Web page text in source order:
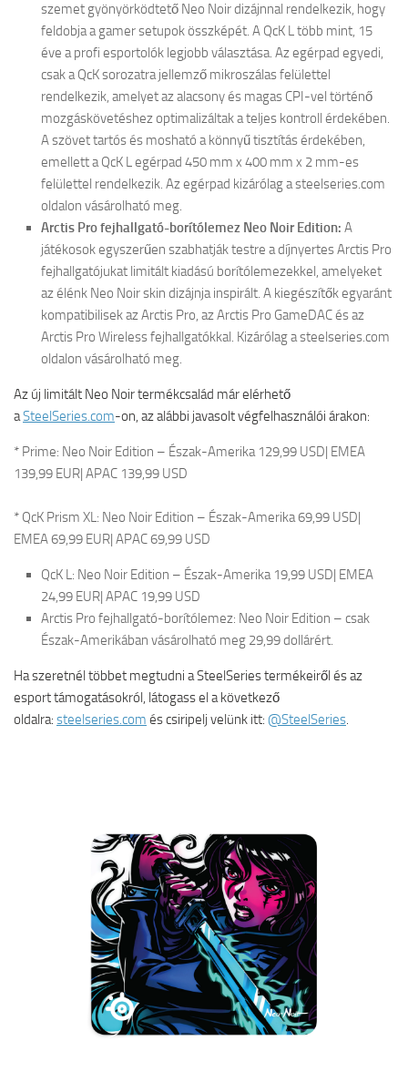
szemet gyönyörködtető Neo Noir dizájnnal rendelkezik, hogy
feldobja a gamer setupok összképét. A QcK L több mint, 15
éve a profi esportolók legjobb választása. Az egérpad egyedi,
csak a QcK sorozatra jellemző mikroszálas felülettel
rendelkezik, amelyet az alacsony és magas CPI-vel történő
mozgáskövetéshez optimalizáltak a teljes kontroll érdekében.
A szövet tartós és mosható a könnyű tisztítás érdekében,
emellett a QcK L egérpad 450 mm x 400 mm x 2 mm-es
felülettel rendelkezik. Az egérpad kizárólag a steelseries.com
oldalon vásárolható meg.
Arctis Pro fejhallgató-borítólemez Neo Noir Edition: A
játékosok egyszerűen szabhatják testre a díjnyertes Arctis Pro
fejhallgatójukat limitált kiadású borítólemezekkel, amelyeket
az élénk Neo Noir skin dizájnja inspirált. A kiegészítők egyaránt
kompatibilisek az Arctis Pro, az Arctis Pro GameDAC és az
Arctis Pro Wireless fejhallgatókkal. Kizárólag a steelseries.com
oldalon vásárolható meg.
Az új limitált Neo Noir termékcsalád már elérhető
aSteelSeries.com-on, az alábbi javasolt végfelhasználói árakon:
* Prime: Neo Noir Edition – Észak-Amerika 129,99 USD| EMEA
139,99 EUR| APAC 139,99 USD
* QcK Prism XL: Neo Noir Edition – Észak-Amerika 69,99 USD|
EMEA 69,99 EUR| APAC 69,99 USD
QcK L: Neo Noir Edition – Észak-Amerika 19,99 USD| EMEA
24,99 EUR| APAC 19,99 USD
Arctis Pro fejhallgató-borítólemez: Neo Noir Edition – csak
Észak-Amerikában vásárolható meg 29,99 dollárért.
Ha szeretnél többet megtudni a SteelSeries termékeiről és az
esport támogatásokról, látogass el a következő
oldalra: steelseries.com és csiripelj velünk itt: @SteelSeries.